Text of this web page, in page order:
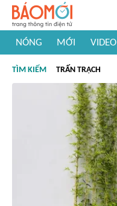
NÓNG MỚI VIDEO
#Khám phá thế giới
TÌM KIẾM TRẤN TRẠCH